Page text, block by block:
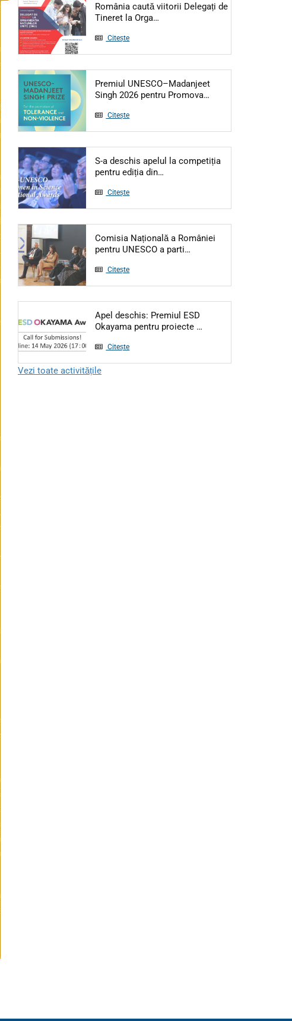
România caută viitorii Delegați de
Tineret la Orga…
Citește
Premiul UNESCO–Madanjeet
Singh 2026 pentru Promova…
Citește
S-a deschis apelul la competiția
pentru ediția din…
Citește
Comisia Națională a României
pentru UNESCO a parti…
Citește
Apel deschis: Premiul ESD
Okayama pentru proiecte …
Citește
Vezi toate activitățile